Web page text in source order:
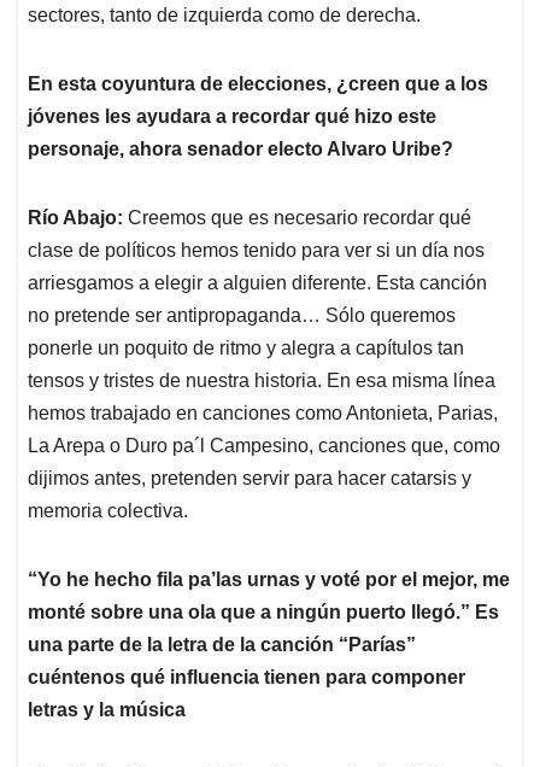
sectores, tanto de izquierda como de derecha.
En esta coyuntura de elecciones, ¿creen que a los
jóvenes les ayudara a recordar qué hizo este
personaje, ahora senador electo Alvaro Uribe?
Río Abajo: Creemos que es necesario recordar qué
clase de políticos hemos tenido para ver si un día nos
arriesgamos a elegir a alguien diferente. Esta canción
no pretende ser antipropaganda… Sólo queremos
ponerle un poquito de ritmo y alegra a capítulos tan
tensos y tristes de nuestra historia. En esa misma línea
hemos trabajado en canciones como Antonieta, Parias,
La Arepa o Duro pa´l Campesino, canciones que, como
dijimos antes, pretenden servir para hacer catarsis y
memoria colectiva.
“Yo he hecho fila pa’las urnas y voté por el mejor, me
monté sobre una ola que a ningún puerto llegó.” Es
una parte de la letra de la canción “Parías”
cuéntenos qué influencia tienen para componer
letras y la música